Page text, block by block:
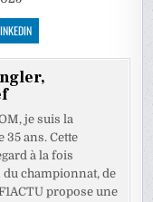
je suis la
35 ans. Cette
à la fois
championnat, de
propose une